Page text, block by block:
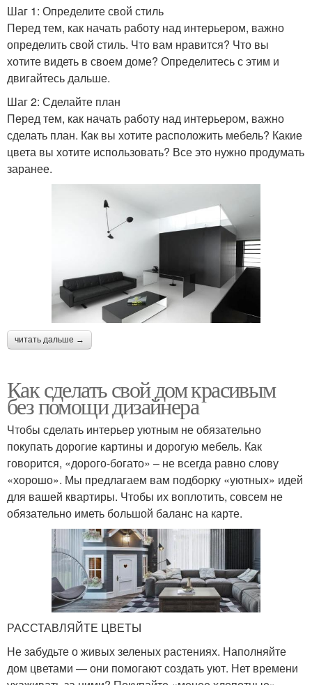
Шаг 1: Определите свой стиль
Перед тем, как начать работу над интерьером, важно
определить свой стиль. Что вам нравится? Что вы
хотите видеть в своем доме? Определитесь с этим и
двигайтесь дальше.
Шаг 2: Сделайте план
Перед тем, как начать работу над интерьером, важно
сделать план. Как вы хотите расположить мебель? Какие
цвета вы хотите использовать? Все это нужно продумать
заранее.
читать дальше →
Как сделать свой дом красивым
без помощи дизайнера
Чтобы сделать интерьер уютным не обязательно
покупать дорогие картины и дорогую мебель. Как
говорится, «дорого-богато» – не всегда равно слову
«хорошо». Мы предлагаем вам подборку «уютных» идей
для вашей квартиры. Чтобы их воплотить, совсем не
обязательно иметь большой баланс на карте.
РАССТАВЛЯЙТЕ ЦВЕТЫ
Не забудьте о живых зеленых растениях. Наполняйте
дом цветами — они помогают создать уют. Нет времени